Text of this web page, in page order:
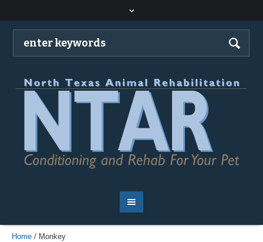
Home / Monkey